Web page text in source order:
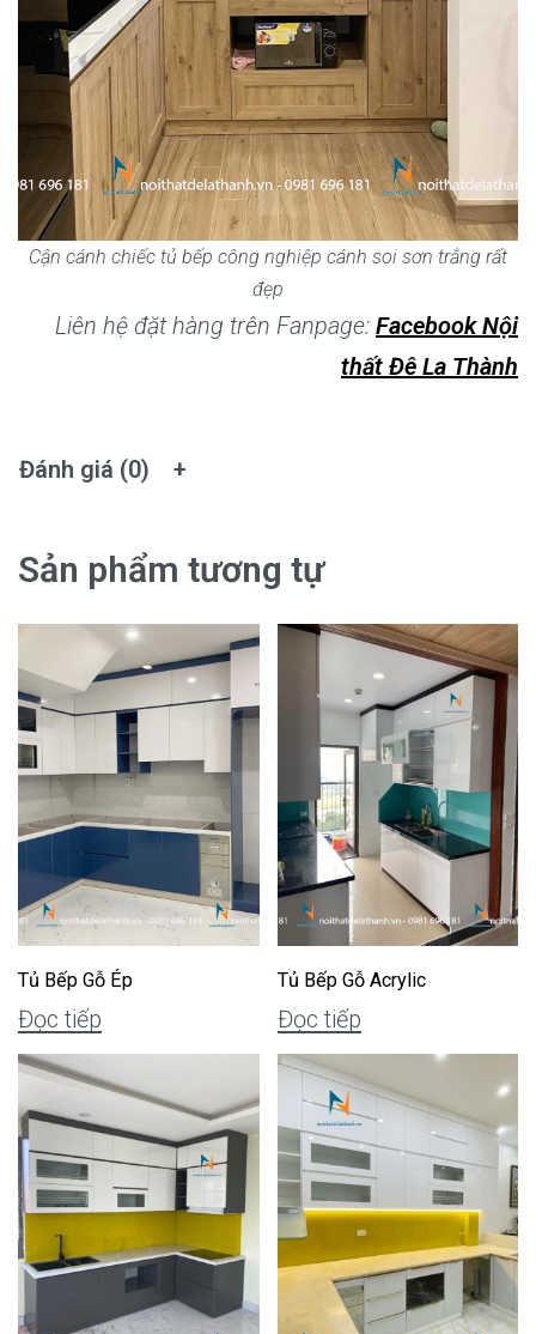
Cận cánh chiếc tủ bếp công nghiệp cánh soi sơn trắng rất
đẹp
Liên hệ đặt hàng trên Fanpage: Facebook Nội
thất Đê La Thành
Đánh giá (0)
Sản phẩm tương tự
Tủ Bếp Gỗ Ép
Đọc tiếp
Tủ Bếp Gỗ Acrylic
Đọc tiếp